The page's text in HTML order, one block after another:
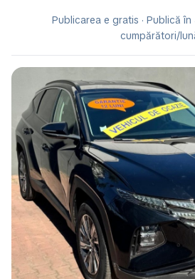
Publicarea e gratis · Publică în
cumpărători/